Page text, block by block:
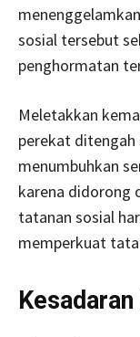
sosial tersebut
penghormatan
Meletakkan
perekat ditengah
menumbuhkan
karena didorong
tatanan sosial
memperkuat